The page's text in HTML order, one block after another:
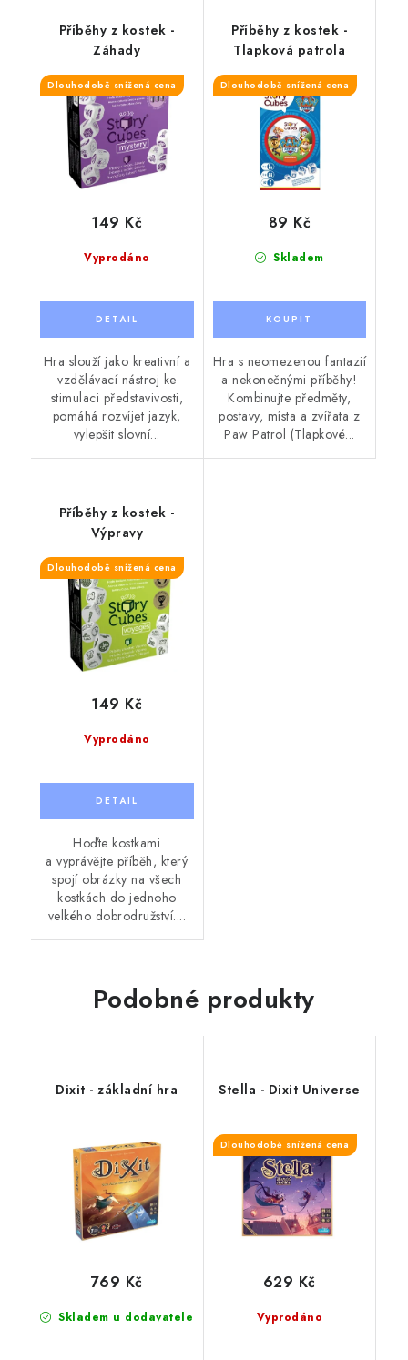
Příběhy z kostek -
Záhady
Dlouhodobě snížená cena
Vyprodáno
149 Kč
Hra slouží jako kreativní a
vzdělávací nástroj ke
stimulaci představivosti,
pomáhá rozvíjet jazyk,
vylepšit slovní...
Příběhy z kostek -
Tlapková patrola
Dlouhodobě snížená cena
Skladem
89 Kč
Hra s neomezenou fantazií
a nekonečnými příběhy!
Kombinujte předměty,
postavy, místa a zvířata z
Paw Patrol (Tlapkové...
Příběhy z kostek -
Výpravy
Dlouhodobě snížená cena
Vyprodáno
149 Kč
Hoďte kostkami
a vyprávějte příběh, který
spojí obrázky na všech
kostkách do jednoho
velkého dobrodružství....
Podobné produkty
Dixit - základní hra
Skladem u dodavatele
769 Kč
Stella - Dixit Universe
Dlouhodobě snížená cena
Vyprodáno
629 Kč